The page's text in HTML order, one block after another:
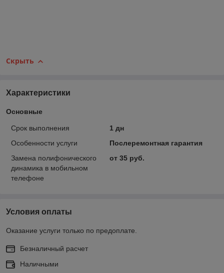
Скрыть
Характеристики
Основные
Срок выполнения
1 дн
Особенности услуги
Послеремонтная гарантия
Замена полифонического
динамика в мобильном
телефоне
от 35 руб.
Условия оплаты
Оказание услуги только по предоплате.
Безналичный расчет
Наличными